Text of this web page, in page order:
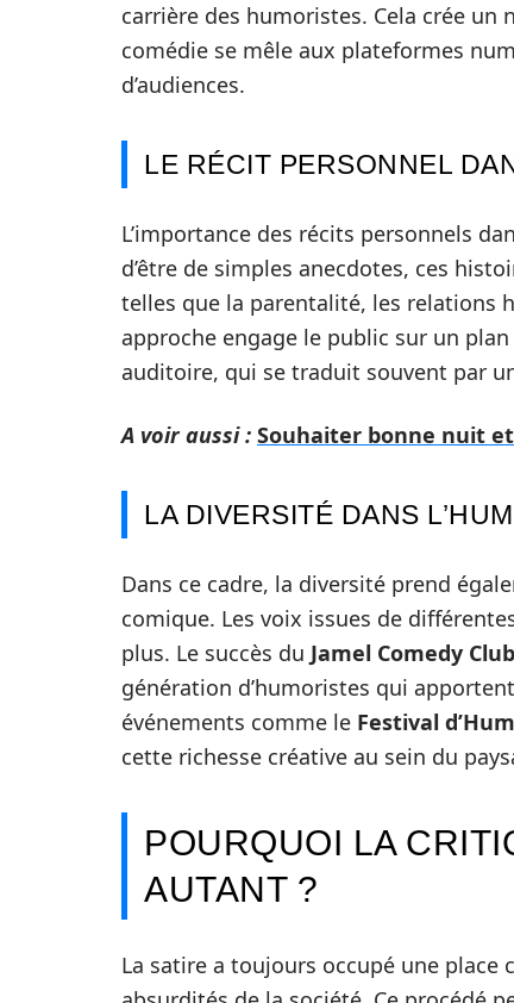
carrière des humoristes. Cela crée un
comédie se mêle aux plateformes
d’audiences.
LE RÉCIT PERSONNEL
L’importance des récits personnels
d’être de simples anecdotes, ces
telles que la parentalité, les relations
approche engage le public sur un
auditoire, qui se traduit souvent par
A voir aussi : Souhaiter bonne nuit
LA DIVERSITÉ DANS
Dans ce cadre, la diversité prend
comique. Les voix issues de
plus. Le succès du Jamel Comedy Club
génération d’humoristes qui
événements comme le Festival
cette richesse créative au sein du
POURQUOI LA
AUTANT ?
La satire a toujours occupé une place